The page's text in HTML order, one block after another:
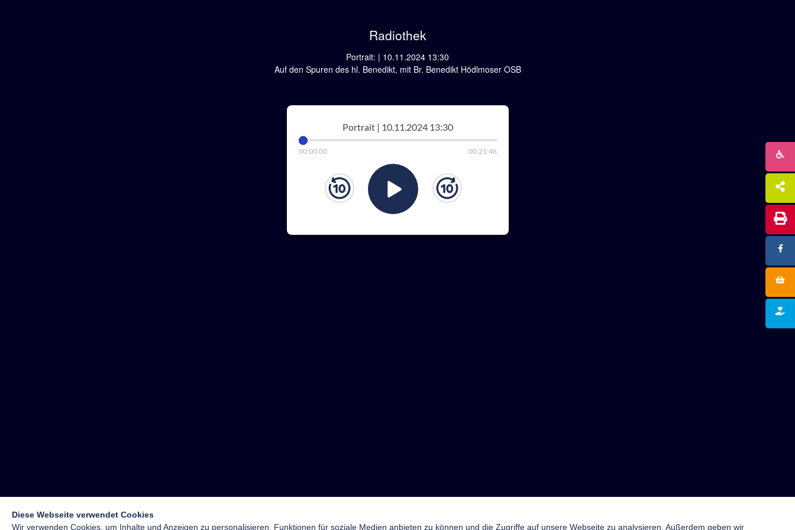
Radiothek
Portrait: | 10.11.2024 13:30
Auf den Spuren des hl. Benedikt, mit Br. Benedikt Hödlmoser OSB
Portrait | 10.11.2024 13:30
00:00:00 00:21:46
Diese Webseite verwendet Cookies
Wir verwenden Cookies, um Inhalte und Anzeigen zu personalisieren, Funktionen für soziale Medien anbieten zu können und die Zugriffe auf unsere Webseite zu analysieren. Außerdem geben wir